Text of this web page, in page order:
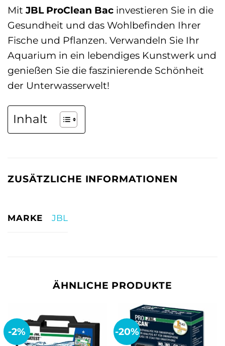
MitJBL ProClean Bac investieren Sie in die
Gesundheit und das Wohlbefinden Ihrer
Fische und Pflanzen. Verwandeln Sie Ihr
Aquarium in ein lebendiges Kunstwerk und
genießen Sie die faszinierende Schönheit
der Unterwasserwelt!
Inhalt
ZUSÄTZLICHE INFORMATIONEN
MARKE JBL
ÄHNLICHE PRODUKTE
-2% -20%